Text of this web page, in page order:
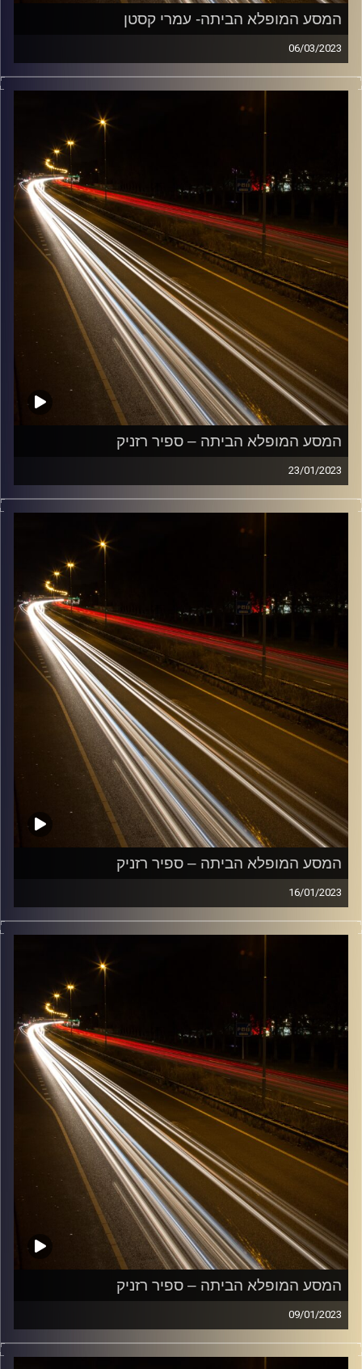
המסע המופלא הביתה- עמרי קסטן
06/03/2023
מוזיקה שתלווה אותנו אחרי יום עבודה ארוך ותחזיר אותנו
הביתה בשלום עם עמרי קסטן.
קרדיט תמונות:
המסע המופלא הביתה – ספיר רזניק
23/01/2023
מוזיקה שתלווה אותנו אחרי יום עבודה ארוך ותחזיר אותנו
הביתה בשלום עם ספיר רזניק.
קרדיט תמונות:
המסע המופלא הביתה – ספיר רזניק
16/01/2023
מוזיקה שתלווה אותנו אחרי יום עבודה ארוך ותחזיר אותנו
הביתה בשלום עם ספיר רזניק
קרדיט תמונות:
המסע המופלא הביתה – ספיר רזניק
09/01/2023
מוזיקה שתלווה אותנו אחרי יום עבודה ארוך ותחזיר אותנו
הביתה בשלום עם עמרי קסטן.